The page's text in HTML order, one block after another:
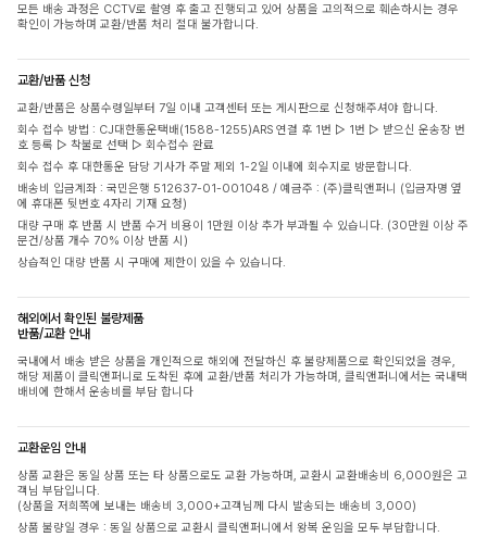
모든 배송 과정은 CCTV로 촬영 후 출고 진행되고 있어 상품을 고의적으로 훼손하시는 경우
확인이 가능하며 교환/반품 처리 절대 불가합니다.
교환/반품 신청
교환/반품은 상품수령일부터 7일 이내 고객센터 또는 게시판으로 신청해주셔야 합니다.
회수 접수 방법 : CJ대한통운택배(1588-1255)ARS 연결 후 1번 ▷ 1번 ▷ 받으신 운송장 번
호 등록 ▷ 착불로 선택 ▷ 회수접수 완료
회수 접수 후 대한통운 담당 기사가 주말 제외 1-2일 이내에 회수지로 방문합니다.
배송비 입금계좌 : 국민은행 512637-01-001048 / 예금주 : (주)클릭앤퍼니 (입금자명 옆
에 휴대폰 뒷번호 4자리 기재 요청)
대량 구매 후 반품 시 반품 수거 비용이 1만원 이상 추가 부과될 수 있습니다. (30만원 이상 주
문건/상품 개수 70% 이상 반품 시)
상습적인 대량 반품 시 구매에 제한이 있을 수 있습니다.
해외에서 확인된 불량제품
반품/교환 안내
국내에서 배송 받은 상품을 개인적으로 해외에 전달하신 후 불량제품으로 확인되었을 경우,
해당 제품이 클릭앤퍼니로 도착된 후에 교환/반품 처리가 가능하며, 클릭앤퍼니에서는 국내택
배비에 한해서 운송비를 부담 합니다
교환운임 안내
상품 교환은 동일 상품 또는 타 상품으로도 교환 가능하며, 교환시 교환배송비 6,000원은 고
객님 부담입니다.
(상품을 저희쪽에 보내는 배송비 3,000+고객님께 다시 발송되는 배송비 3,000)
상품 불량일 경우 : 동일 상품으로 교환시 클릭앤퍼니에서 왕복 운임을 모두 부담합니다.